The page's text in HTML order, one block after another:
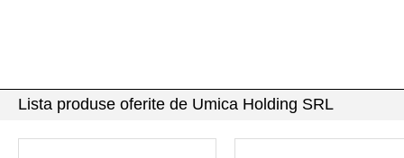
Lista produse oferite de Umica Holding SRL